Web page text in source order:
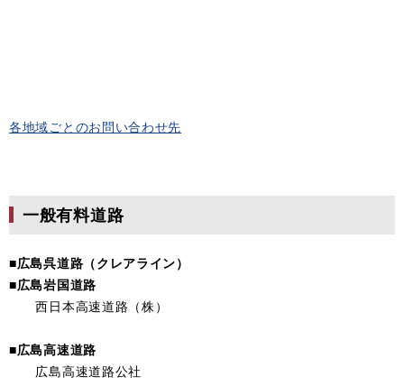
各地域ごとのお問い合わせ先
一般有料道路
■広島呉道路（クレアライン）
■広島岩国道路
西日本高速道路（株）
■広島高速道路
広島高速道路公社